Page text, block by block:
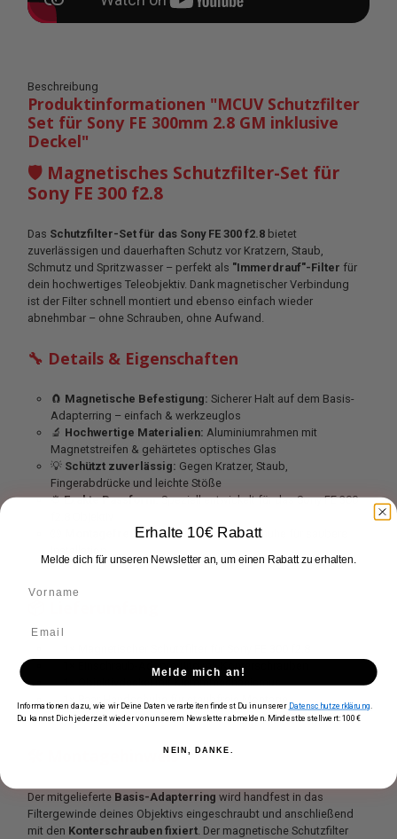
Beschreibung
Produktinformationen "MCUV Schutzfilter
Set für Sony FE 300mm 2.8 GM inklusive
Deckel"
🛡️ Magnetisches Schutzfilter-Set für
Sony FE 300 f2.8
Das Schutzfilter-Set für das Sony FE 300 f2.8 bietet
zuverlässigen und dauerhaften Schutz vor Kratzern, Staub,
Schmutz und Spritzwasser – perfekt als "Immerdrauf"-Filter für
dein hochwertiges Teleobjektiv. Dank magnetischer Verbindung
ist der Filter schnell montiert und ebenso einfach wieder
abnehmbar – ohne Schrauben, ohne Aufwand.
🔧 Details & Eigenschaften
🧲 Magnetische Befestigung: Sicherer Halt auf dem Basis-
Adapterring – einfach & werkzeuglos
🔬 Hochwertige Materialien: Aluminiumrahmen mit
Magnetstreifen & gehärtetes optisches Glas
💡 Schützt zuverlässig: Gegen Kratzer, Staub,
Fingerabdrücke und leichte Stöße
⚙️Exakte Passform:Speziell entwickelt für das Sony FE 300
Montagefreundlich:Inklusive Handschuhe für saubere
✅ 1× Einschraub-Adapterring mit Konterschrauben
✅ 1× Objektivdeckel mit Klemmmechanismus
🛠️ Montagehinweis
Der mitgelieferte Basis-Adapterring wird handfest in das
Filtergewinde deines Objektivs eingeschraubt und anschließend
mit den Konterschrauben fixiert . Der magnetische Schutzfilter
Erhalte 10€ Rabatt
Melde dich für unseren Newsletter an, um einen Rabatt zu erhalten.
Melde mich an!
Informationen dazu, wie wir Deine Daten verarbeiten findest Du in unserer Datenschutzerklärung
Du kannst Dich jederzeit wieder von unserem Newsletter abmelden. Mindestbestellwert: 100€
NEIN, DANKE.